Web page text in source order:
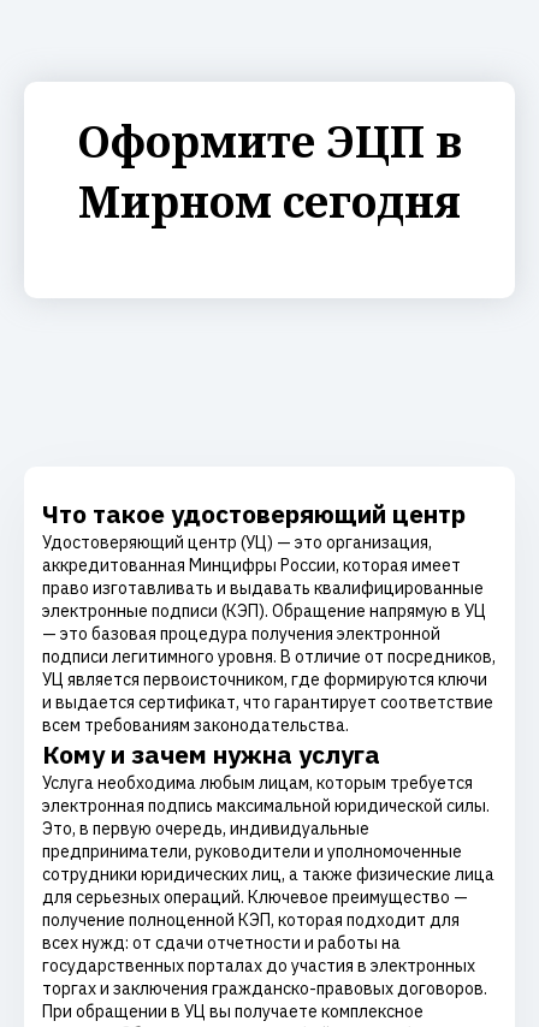
Оформите ЭЦП в
Мирном сегодня
Что такое удостоверяющий центр
Удостоверяющий центр (УЦ) — это организация,
аккредитованная Минцифры России, которая имеет
право изготавливать и выдавать квалифицированные
электронные подписи (КЭП). Обращение напрямую в УЦ
— это базовая процедура получения электронной
подписи легитимного уровня. В отличие от посредников,
УЦ является первоисточником, где формируются ключи
и выдается сертификат, что гарантирует соответствие
всем требованиям законодательства.
Кому и зачем нужна услуга
Услуга необходима любым лицам, которым требуется
электронная подпись максимальной юридической силы.
Это, в первую очередь, индивидуальные
предприниматели, руководители и уполномоченные
сотрудники юридических лиц, а также физические лица
для серьезных операций. Ключевое преимущество —
получение полноценной КЭП, которая подходит для
всех нужд: от сдачи отчетности и работы на
государственных порталах до участия в электронных
торгах и заключения гражданско-правовых договоров.
При обращении в УЦ вы получаете комплексное